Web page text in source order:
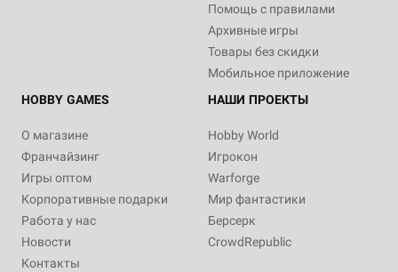
Помощь с правилами
Архивные игры
Товары без скидки
Мобильное приложение
HOBBY GAMES
О магазине
Франчайзинг
Игры оптом
Корпоративные подарки
Работа у нас
Новости
Контакты
НАШИ ПРОЕКТЫ
Hobby World
Игрокон
Warforge
Мир фантастики
Берсерк
CrowdRepublic